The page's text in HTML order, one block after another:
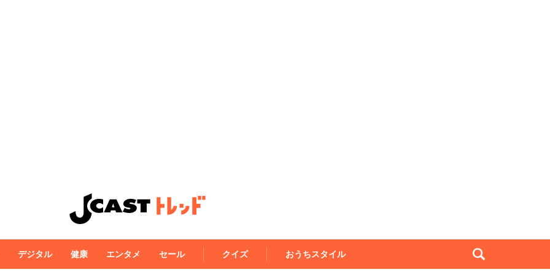
デジタル 健康 エンタメ セール クイズ おうちスタイル